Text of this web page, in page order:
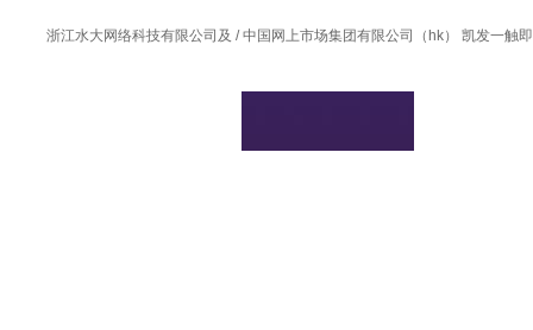
浙江水大网络科技有限公司及 / 中国网上市场集团有限公司（hk） 凯发一触